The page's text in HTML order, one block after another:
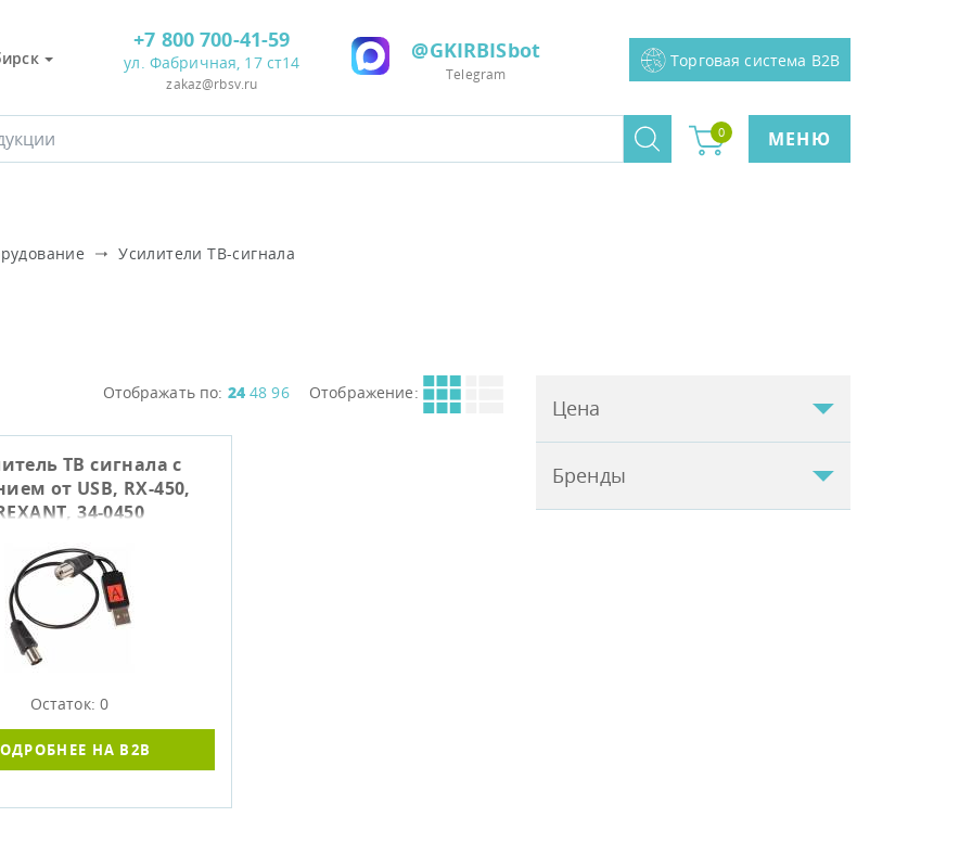
+7 800 700-41-59
ул. Фабричная, 17 ст14
zakaz@rbsv.ru
@GKIRBISbot
Telegram
Торговая система B2B
0 МЕНЮ
Усилители ТВ-сигнала
Цена
Бренды
Отображать по: 24 48 96 Отображение:
ТВ сигнала с
от USB, RX-450,
34-0450
Остаток: 0
НА B2B